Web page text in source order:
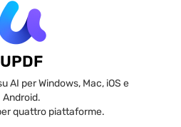
UPDF
AI per Windows, Mac, iOS e
Android.
quattro piattaforme.